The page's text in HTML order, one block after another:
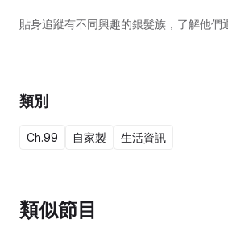
貼身追蹤有不同興趣的銀髮族，了解他們
類別
Ch.99 自家製 生活資訊
類似節目